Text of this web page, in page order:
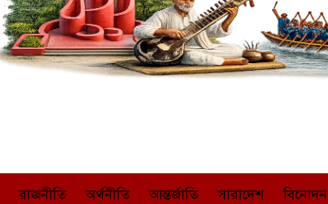
রাজনীতি অর্থনীতি আন্তর্জাতি সারাদেশ বিনোদন